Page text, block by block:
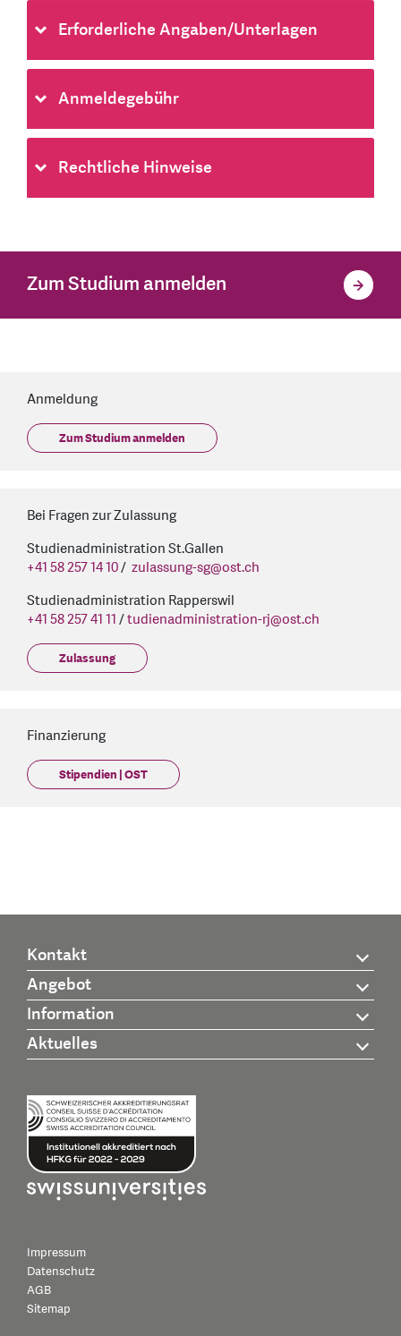
Erforderliche Angaben/Unterlagen
Anmeldegebühr
Rechtliche Hinweise
Zum Studium anmelden
Anmeldung
Zum Studium anmelden
Bei Fragen zur Zulassung
Studienadministration St.Gallen
+41 58 257 14 10/ zulassung-sg@ost.ch
Studienadministration Rapperswil
+41 58 257 41 11/tudienadministration-rj@ost.ch
Zulassung
Finanzierung
Stipendien | OST
Kontakt
Angebot
Information
Aktuelles
Impressum
Datenschutz
AGB
Sitemap